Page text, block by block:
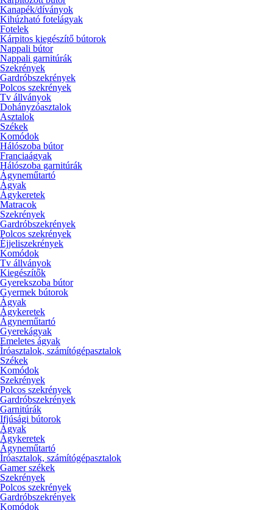
Kanapék/díványok
Kihúzható fotelágyak
Fotelek
Kárpitos kiegészítő bútorok
Nappali bútor
Nappali garnitúrák
Szekrények
Gardróbszekrények
Polcos szekrények
Tv állványok
Dohányzóasztalok
Asztalok
Székek
Komódok
Hálószoba bútor
Franciaágyak
Hálószoba garnitúrák
Ágyneműtartó
Ágyak
Ágykeretek
Matracok
Szekrények
Gardróbszekrények
Polcos szekrények
Éjjeliszekrények
Komódok
Tv állványok
Kiegészítők
Gyerekszoba bútor
Gyermek bútorok
Ágyak
Ágykeretek
Ágyneműtartó
Gyerekágyak
Emeletes ágyak
Íróasztalok, számítógépasztalok
Székek
Komódok
Szekrények
Polcos szekrények
Gardróbszekrények
Garnitúrák
Ifjúsági bútorok
Ágyak
Ágykeretek
Ágyneműtartó
Íróasztalok, számítógépasztalok
Gamer székek
Szekrények
Polcos szekrények
Gardróbszekrények
Komódok